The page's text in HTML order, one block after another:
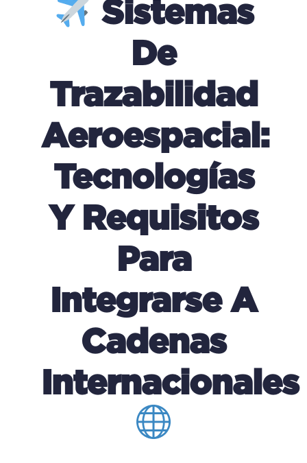
Sistemas
De
Trazabilidad
Aeroespacial:
Tecnologías
Y Requisitos
Para
Integrarse A
Cadenas
Internacionales